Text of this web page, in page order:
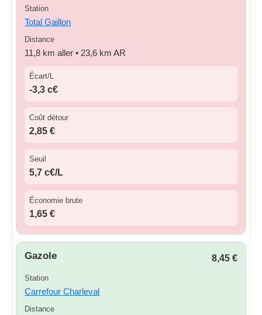
Station
Total Gaillon
Distance
11,8 km aller • 23,6 km AR
Écart/L
-3,3 c€
Coût détour
2,85 €
Seuil
5,7 c€/L
Économie brute
1,65 €
Gazole 8,45 €
Station
Carrefour Charleval
Distance